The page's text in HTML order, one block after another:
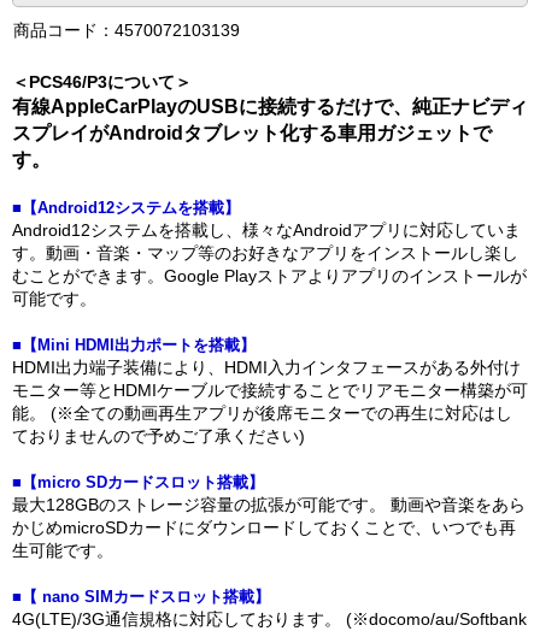
商品コード：4570072103139
＜PCS46/P3について＞
有線AppleCarPlayのUSBに接続するだけで、純正ナビディ
スプレイがAndroidタブレット化する車用ガジェットで
す。
■【Android12システムを搭載】
Android12システムを搭載し、様々なAndroidアプリに対応していま
す。動画・音楽・マップ等のお好きなアプリをインストールし楽し
むことができます。Google Playストアよりアプリのインストールが
可能です。
■【Mini HDMI出力ポートを搭載】
HDMI出力端子装備により、HDMI入力インタフェースがある外付け
モニター等とHDMIケーブルで接続することでリアモニター構築が可
能。 (※全ての動画再生アプリが後席モニターでの再生に対応はし
ておりませんので予めご了承ください)
■【micro SDカードスロット搭載】
最大128GBのストレージ容量の拡張が可能です。 動画や音楽をあら
かじめmicroSDカードにダウンロードしておくことで、いつでも再
生可能です。
■【 nano SIMカードスロット搭載】
4G(LTE)/3G通信規格に対応しております。 (※docomo/au/Softbank